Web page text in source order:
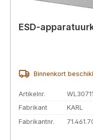
ESD-
Binnenkort
Artikelnr.
WL30711
Fabrikant
KARL
Fabrikantnr.